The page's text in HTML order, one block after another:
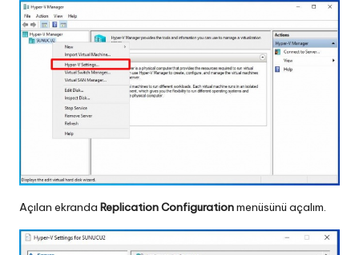
Açılan ekranda Replication Configurationmenüsünü açalım.